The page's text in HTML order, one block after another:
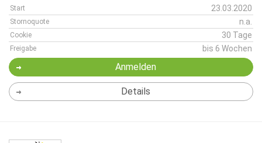
Start 23.03.2020
Stornoquote n.a.
Cookie 30 Tage
Freigabe bis 6 Wochen
Anmelden
Details